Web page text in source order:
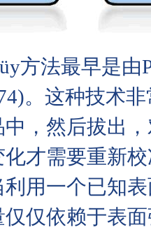
方法最早是由
。这种技术
，然后拔出
才需要重新
用一个已知
仅依赖于表